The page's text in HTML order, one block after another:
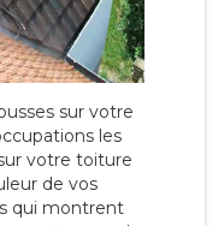
sur votre
les
votre toiture
de vos
qui montrent